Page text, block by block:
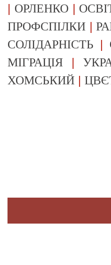
| ОРЛЕНКО|
ПРОФСПІЛКИ |
СОЛІДАРНІСТЬ |
МІГРАЦІЯ |
ХОМСЬКИЙ |